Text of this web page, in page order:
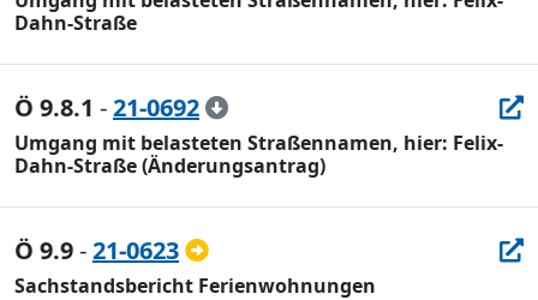
Dahn-Straße
Ö 9.8.1 -21-0692
Umgang mit belasteten Straßennamen, hier: Felix-
Dahn-Straße (Änderungsantrag)
Ö 9.9-21-0623
Sachstandsbericht Ferienwohnungen